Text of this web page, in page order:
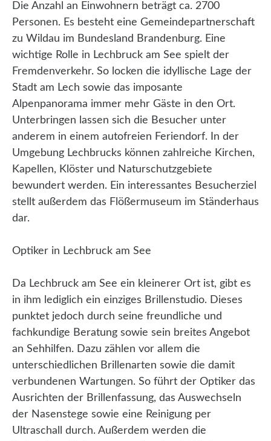
Die Anzahl an Einwohnern beträgt ca. 2700
Personen. Es besteht eine Gemeindepartnerschaft
zu Wildau im Bundesland Brandenburg. Eine
wichtige Rolle in Lechbruck am See spielt der
Fremdenverkehr. So locken die idyllische Lage der
Stadt am Lech sowie das imposante
Alpenpanorama immer mehr Gäste in den Ort.
Unterbringen lassen sich die Besucher unter
anderem in einem autofreien Feriendorf. In der
Umgebung Lechbrucks können zahlreiche Kirchen,
Kapellen, Klöster und Naturschutzgebiete
bewundert werden. Ein interessantes Besucherziel
stellt außerdem das Flößermuseum im Ständerhaus
dar.
Optiker in Lechbruck am See
Da Lechbruck am See ein kleinerer Ort ist, gibt es
in ihm lediglich ein einziges Brillenstudio. Dieses
punktet jedoch durch seine freundliche und
fachkundige Beratung sowie sein breites Angebot
an Sehhilfen. Dazu zählen vor allem die
unterschiedlichen Brillenarten sowie die damit
verbundenen Wartungen. So führt der Optiker das
Ausrichten der Brillenfassung, das Auswechseln
der Nasenstege sowie eine Reinigung per
Ultraschall durch. Außerdem werden die